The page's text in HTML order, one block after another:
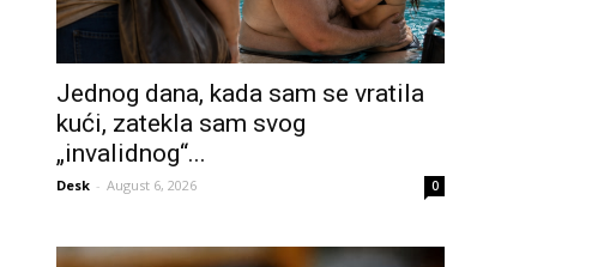
Jednog dana, kada sam se vratila
kući, zatekla sam svog
„invalidnog“...
Desk - August 6, 2026 0